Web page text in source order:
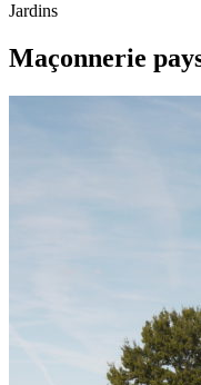
Jardins
Maçonnerie